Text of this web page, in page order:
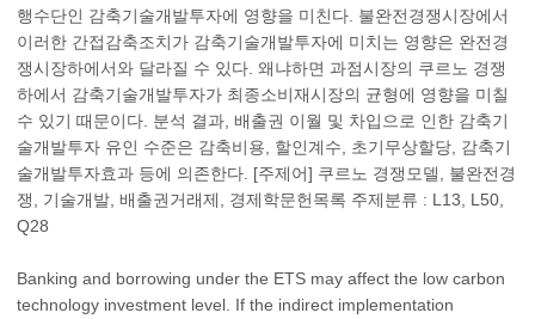
행수단인 감축기술개발투자에 영향을 미친다. 불완전경쟁시장에서
이러한 간접감축조치가 감축기술개발투자에 미치는 영향은 완전경
쟁시장하에서와 달라질 수 있다. 왜냐하면 과점시장의 쿠르노 경쟁
하에서 감축기술개발투자가 최종소비재시장의 균형에 영향을 미칠
수 있기 때문이다. 분석 결과, 배출권 이월 및 차입으로 인한 감축기
술개발투자 유인 수준은 감축비용, 할인계수, 초기무상할당, 감축기
술개발투자효과 등에 의존한다. [주제어] 쿠르노 경쟁모델, 불완전경
쟁, 기술개발, 배출권거래제, 경제학문헌목록 주제분류 : L13, L50,
Q28
Banking and borrowing under the ETS may affect the low carbon
technology investment level. If the indirect implementation